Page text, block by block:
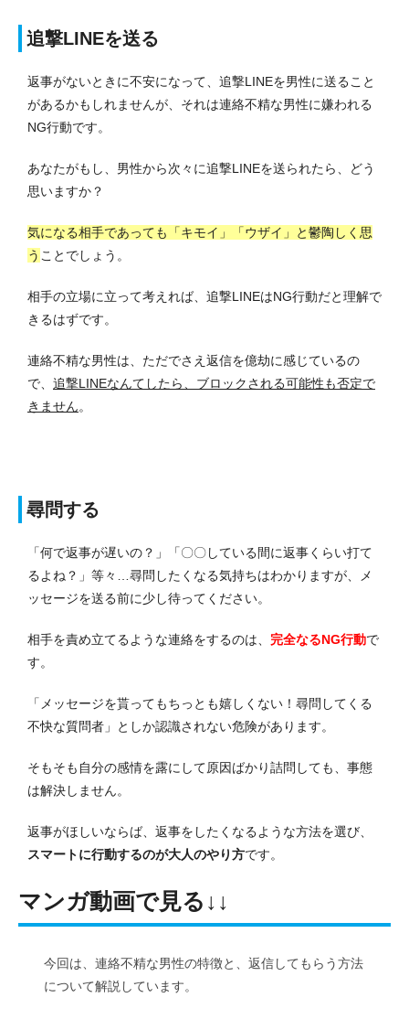
追撃LINEを送る
返事がないときに不安になって、追撃LINEを男性に送ること
があるかもしれませんが、それは連絡不精な男性に嫌われる
NG行動です。
あなたがもし、男性から次々に追撃LINEを送られたら、どう
思いますか？
気になる相手であっても「キモイ」「ウザイ」と鬱陶しく思
う ことでしょう。
相手の立場に立って考えれば、追撃LINEはNG行動だと理解で
きるはずです。
連絡不精な男性は、ただでさえ返信を億劫に感じているの
で、 追撃LINEなんてしたら、ブロックされる可能性も否定で
きません。
尋問する
「何で返事が遅いの？」「〇〇している間に返事くらい打て
るよね？」等々…尋問したくなる気持ちはわかりますが、メ
ッセージを送る前に少し待ってください。
相手を責め立てるような連絡をするのは、 完全なるNG行動で
す。
「メッセージを貰ってもちっとも嬉しくない！尋問してくる
不快な質問者」としか認識されない危険があります。
そもそも自分の感情を露にして原因ばかり詰問しても、事態
は解決しません。
返事がほしいならば、返事をしたくなるような方法を選び、
スマートに行動するのが大人のやり方です。
マンガ動画で見る↓↓
今回は、連絡不精な男性の特徴と、返信してもらう方法
について解説しています。